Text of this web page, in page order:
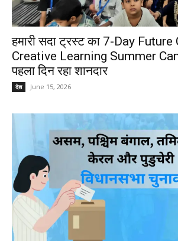
हमारी सदा ट्रस्ट का 7-Day
Creative Learning Summer
पहला दिन रहा शानदार
देश June 15, 2026